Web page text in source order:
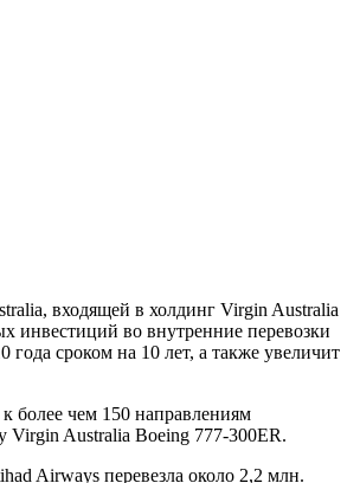
входящей в холдинг Virgin Australia
инвестиций во внутренние перевозки
сроком на 10 лет, а также увеличит
более чем 150 направлениям
Virgin Australia Boeing 777-300ER.
Airways перевезла около 2,2 млн.